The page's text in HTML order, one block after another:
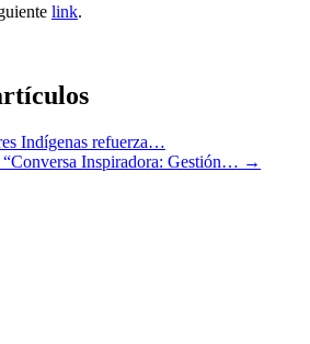
link.
Indígenas refuerza…
Inspiradora: Gestión… →